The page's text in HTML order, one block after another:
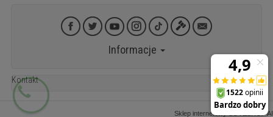
Informacje
Kontakt
Sklep internetowy SOTESHOP AI